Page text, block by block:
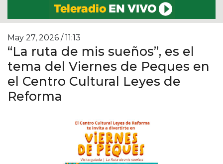
May 27, 2026 / 11:13
“La ruta de mis sueños”, es el
tema del Viernes de Peques en
el Centro Cultural Leyes de
Reforma